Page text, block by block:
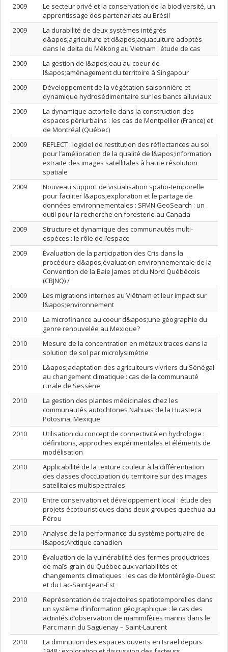
2009
Le secteur privé et la conservation de la biodiversité, un
apprentissage des partenariats au Brésil
2009
La durabilité de deux systèmes intégrés
d&apos;agriculture et d&apos;aquaculture adoptés
dans le delta du Mékong au Vietnam : étude de cas
2009
La gestion de l&apos;eau au coeur de
l&apos;aménagement du territoire à Singapour
2009
Développement de la végétation saisonnière et
dynamique hydrosédimentaire sur les bancs alluviaux
2009
La dynamique actorielle dans la construction des
espaces périurbains : les cas de Montpellier (France) et
de Montréal (Québec)
2009
REFLECT : logiciel de restitution des réflectances au sol
pour l’amélioration de la qualité de l&apos;information
extraite des images satellitales à haute résolution
spatiale
2009
Nouveau support de visualisation spatio-temporelle
pour faciliter l&apos;exploration et le partage de
données environnementales : SFMN GeoSearch : un
outil pour la recherche en foresterie au Canada
2009
Structure et dynamique des communautés multi-
espèces : le rôle de l’espace
2009
Évaluation de la participation des Cris dans la
procédure d&apos;évaluation environnementale de la
Convention de la Baie James et du Nord Québécois
(CBJNQ) /
2009
Les migrations internes au Viêtnam et leur impact sur
l&apos;environnement
2010
La microfinance au coeur d&apos;une géographie du
genre renouvelée au Mexique?
2010
Mesure de la concentration en métaux traces dans la
solution de sol par microlysimétrie
2010
L&apos;adaptation des agriculteurs vivriers du Sénégal
au changement climatique : cas de la communauté
rurale de Sessène
2010
La gestion des plantes médicinales chez les
communautés autochtones Nahuas de la Huasteca
Potosina, Mexique
2010
Utilisation du concept de connectivité en hydrologie :
définitions, approches expérimentales et éléments de
modélisation
2010
Applicabilité de la texture couleur à la différentiation
des classes d’occupation du territoire sur des images
satellitales multispectrales
2010
Entre conservation et développement local : étude des
projets écotouristiques dans deux groupes quechua au
Pérou
2010
Analyse de la performance du système portuaire de
l&apos;Arctique canadien
2010
Évaluation de la vulnérabilité des fermes productrices
de maïs-grain du Québec aux variabilités et
changements climatiques : les cas de Montérégie-Ouest
et du Lac-Saint-Jean-Est
2010
Représentation de trajectoires spatiotemporelles dans
un système d’information géographique : le cas des
activités d’observation de mammifères marins dans le
Parc marin du Saguenay – Saint-Laurent
2010
La diminution des espaces ouverts en Israël depuis